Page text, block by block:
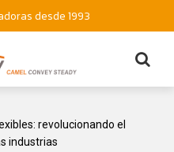
desde 1993
revolucionando el
industrias